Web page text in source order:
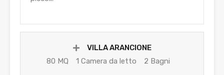
VILLA ARANCIONE
80 MQ
1 Camera da letto 2 Bagni